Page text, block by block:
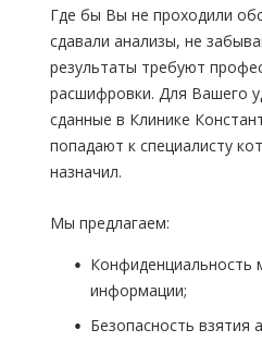
Где бы Вы не проходили
сдавали анализы, не
результаты требуют
расшифровки. Для Вашего
сданные в Клинике
попадают к специалисту
назначил.
Мы предлагаем:
Конфиденциальность
информации;
Безопасность взятия